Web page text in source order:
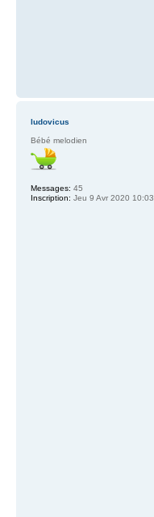
ludovicus
Bébé melodien
Messages: 45
Inscription: Jeu 9 Avr 2020 10:03